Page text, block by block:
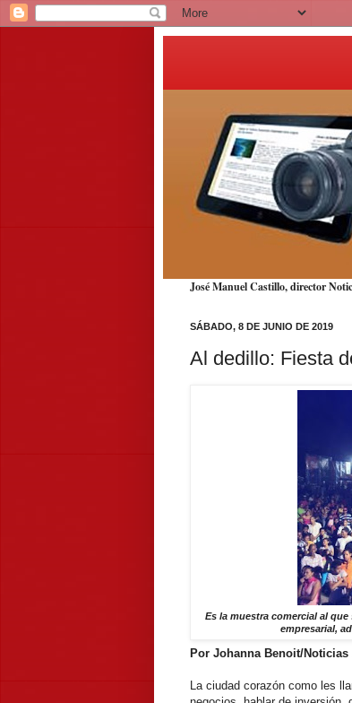
José Manuel Castillo, director
SÁBADO, 8 DE JUNIO DE 2019
Al dedillo: Fiesta
Es la muestra comercial al
empresarial,
Por Johanna Benoit/
La ciudad corazón como les